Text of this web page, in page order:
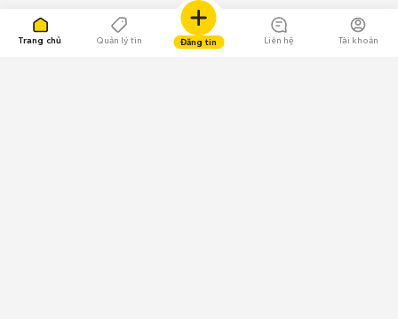
Trang chủ Quản lý tin Đăng tin Liên hệ Tài khoản